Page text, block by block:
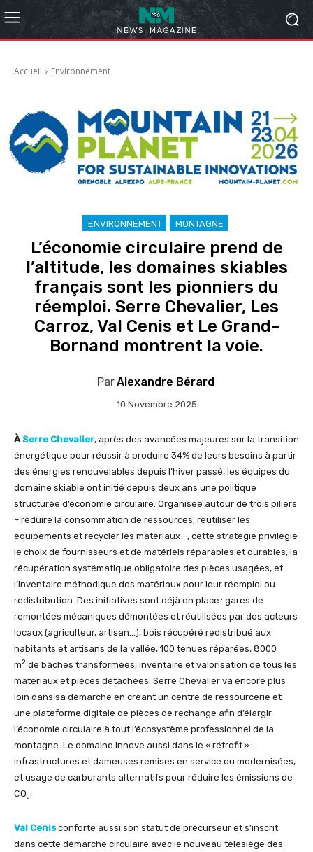
Accueil Environnement
ENVIRONNEMENT MONTAGNE
L’économie circulaire prend de
l’altitude, les domaines skiables
français sont les pionniers du
réemploi. Serre Chevalier, Les
Carroz, Val Cenis et Le Grand-
Bornand montrent la voie.
ParAlexandre Bérard
10 Novembre 2025
ÀSerre Chevalier, après des avancées majeures sur la transition
énergétique pour réussir à produire 34% de leurs besoins à partir
des énergies renouvelables depuis l’hiver passé, les équipes du
domaine skiable ont initié depuis deux ans une politique
structurée d’économie circulaire. Organisée autour de trois piliers
– réduire la consommation de ressources, réutiliser les
équipements et recycler les matériaux –, cette stratégie privilégie
le choix de fournisseurs et de matériels réparables et durables, la
récupération systématique obligatoire des pièces usagées, et
l’inventaire méthodique des matériaux pour leur réemploi ou
redistribution. Des initiatives sont déjà en place : gares de
remontées mécaniques démontées et réutilisées par des acteurs
locaux (agriculteur, artisan…), bois récupéré redistribué aux
habitants et artisans de la vallée, 100 tenues réparées, 8000
m2 de bâches transformées, inventaire et valorisation de tous les
matériaux et pièces détachées. Serre Chevalier va encore plus
loin dans sa démarche en créant un centre de ressourcerie et
une plateforme digitale de pièces de rechange afin d’élargir
l’économie circulaire à tout l’écosystème professionnel de la
montagne. Le domaine innove aussi dans le « rétrofit » :
infrastructures et dameuses remises en service ou modernisées,
et usage de carburants alternatifs pour réduire les émissions de
CO₂.
Val Cenisconforte aussi son statut de précurseur et s’inscrit
dans cette démarche circulaire avec le nouveau télésiège des